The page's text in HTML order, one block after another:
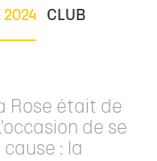
2024 CLUB
Rose était de
de se
: la